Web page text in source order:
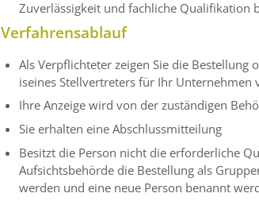
Zuverlässigkeit und fachliche Qualifikation
Verfahrensablauf
Als Verpflichteter zeigen Sie die
iseines Stellvertreters für Ihr Unternehmen
Ihre Anzeige wird von der zuständigen
Sie erhalten eine Abschlussmitteilung
Besitzt die Person nicht die erforderliche
Aufsichtsbehörde die Bestellung als
werden und eine neue Person benannt